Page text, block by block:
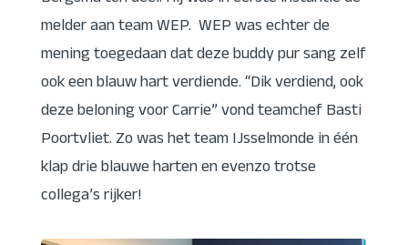
melder aan team WEP. WEP was echter de
mening toegedaan dat deze buddy pur sang zelf
ook een blauw hart verdiende. “Dik verdiend, ook
deze beloning voor Carrie” vond teamchef Basti
Poortvliet. Zo was het team IJsselmonde in één
klap drie blauwe harten en evenzo trotse
collega’s rijker!